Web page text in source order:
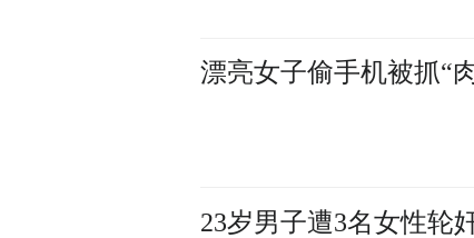
漂亮女子偷手机被抓“
23岁男子遭3名女性轮